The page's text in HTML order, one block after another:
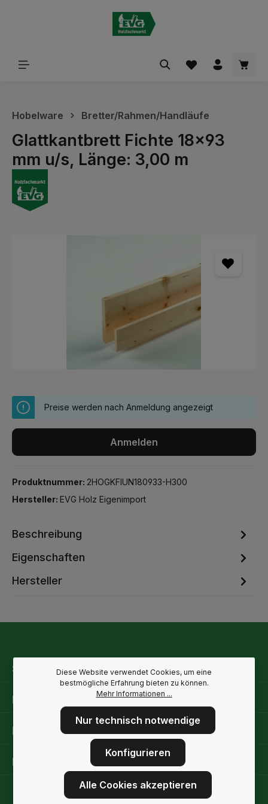
Hobelware Bretter/Rahmen/Handläufe
Glattkantbrett Fichte 18x93
mm u/s, Länge: 3,00 m
Preise werden nach Anmeldung angezeigt
Anmelden
Produktnummer: 2HOGKFIUN180933-H300
Hersteller: EVG Holz Eigenimport
Beschreibung
Eigenschaften
Hersteller
Service-Hotline
Rechtliche Hinweise
Informationen
Folge uns
Diese Website verwendet Cookies, um eine
bestmögliche Erfahrung bieten zu können.
Mehr Informationen ...
Nur technisch notwendige
Konfigurieren
Alle Cookies akzeptieren